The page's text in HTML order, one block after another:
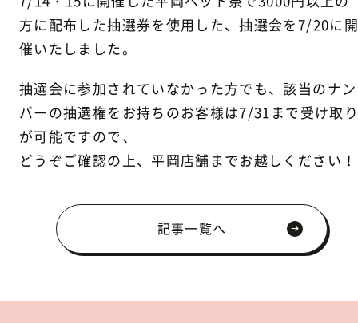
方に配布した抽選券を使用した、抽選会を7/20に
催いたしました。
抽選会に参加されていなかった方でも、該当のナン
バーの抽選権をお持ちのお客様は7/31まで受け取り
が可能ですので、
どうぞご確認の上、平岡店舗までお越しください！
記事一覧へ